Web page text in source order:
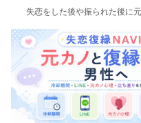
失恋をした後や振られた後に